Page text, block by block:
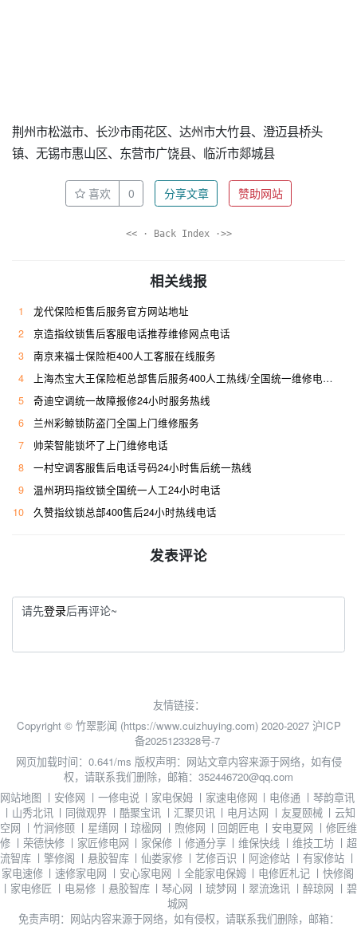
荆州市松滋市、长沙市雨花区、达州市大竹县、澄迈县桥头
镇、无锡市惠山区、东营市广饶县、临沂市郯城县
喜欢 0 分享文章 赞助网站
<< · Back Index ·>>
相关线报
1
龙代保险柜售后服务官方网站地址
2
京造指纹锁售后客服电话推荐维修网点电话
3
南京来福士保险柜400人工客服在线服务
4
上海杰宝大王保险柜总部售后服务400人工热线/全国统一维修电话是多少
5
奇迪空调统一故障报修24小时服务热线
6
兰州彩鲸锁防盗门全国上门维修服务
7
帅荣智能锁坏了上门维修电话
8
一村空调客服售后电话号码24小时售后统一热线
9
温州玥玛指纹锁全国统一人工24小时电话
10
久赞指纹锁总部400售后24小时热线电话
发表评论
请先登录后再评论~
友情链接：
Copyright © 竹翠影闻 (https://www.cuizhuying.com) 2020-2027 沪ICP
备2025123328号-7
网页加载时间：0.641/ms 版权声明：网站文章内容来源于网络，如有侵
权，请联系我们删除，邮箱：352446720@qq.com
网站地图 丨 安修网 丨 一修电说 丨 家电保姆 丨 家速电修网 丨 电修通 丨琴韵章讯
丨 山秀北讯 丨 同微观界 丨 酷聚宝讯 丨 汇聚贝讯 丨 电月达网 丨 友夏颐械 丨云知
空网 丨 竹涧修颐 丨 星缮网 丨琼楹网 丨 煦修网 丨 回朗匠电 丨 安电夏网 丨 修匠维
修 丨 荣德快修 丨 家匠修电网 丨 家保修 丨 修通分享 丨维保快线 丨维技工坊 丨 超
流智库 丨 擎修阁 丨 悬胶智库 丨仙娄家修 丨 艺修百识 丨 阿途修站 丨 有家修站 丨
家电速修 丨 速修家电网 丨 安心家电网 丨 全能家电保姆 丨 电修匠札记 丨 快修阁
丨 家电修匠 丨 电易修 丨 悬胶智库 丨琴心网 丨 琥梦网 丨翠流逸讯 丨醉琼网 丨 碧
城网
免责声明：网站内容来源于网络，如有侵权，请联系我们删除，邮箱：